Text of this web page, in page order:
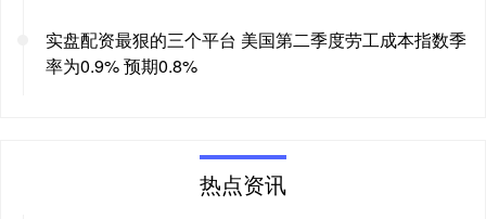
实盘配资最狠的三个平台 美国第二季度劳工成本指数季
率为0.9% 预期0.8%
热点资讯